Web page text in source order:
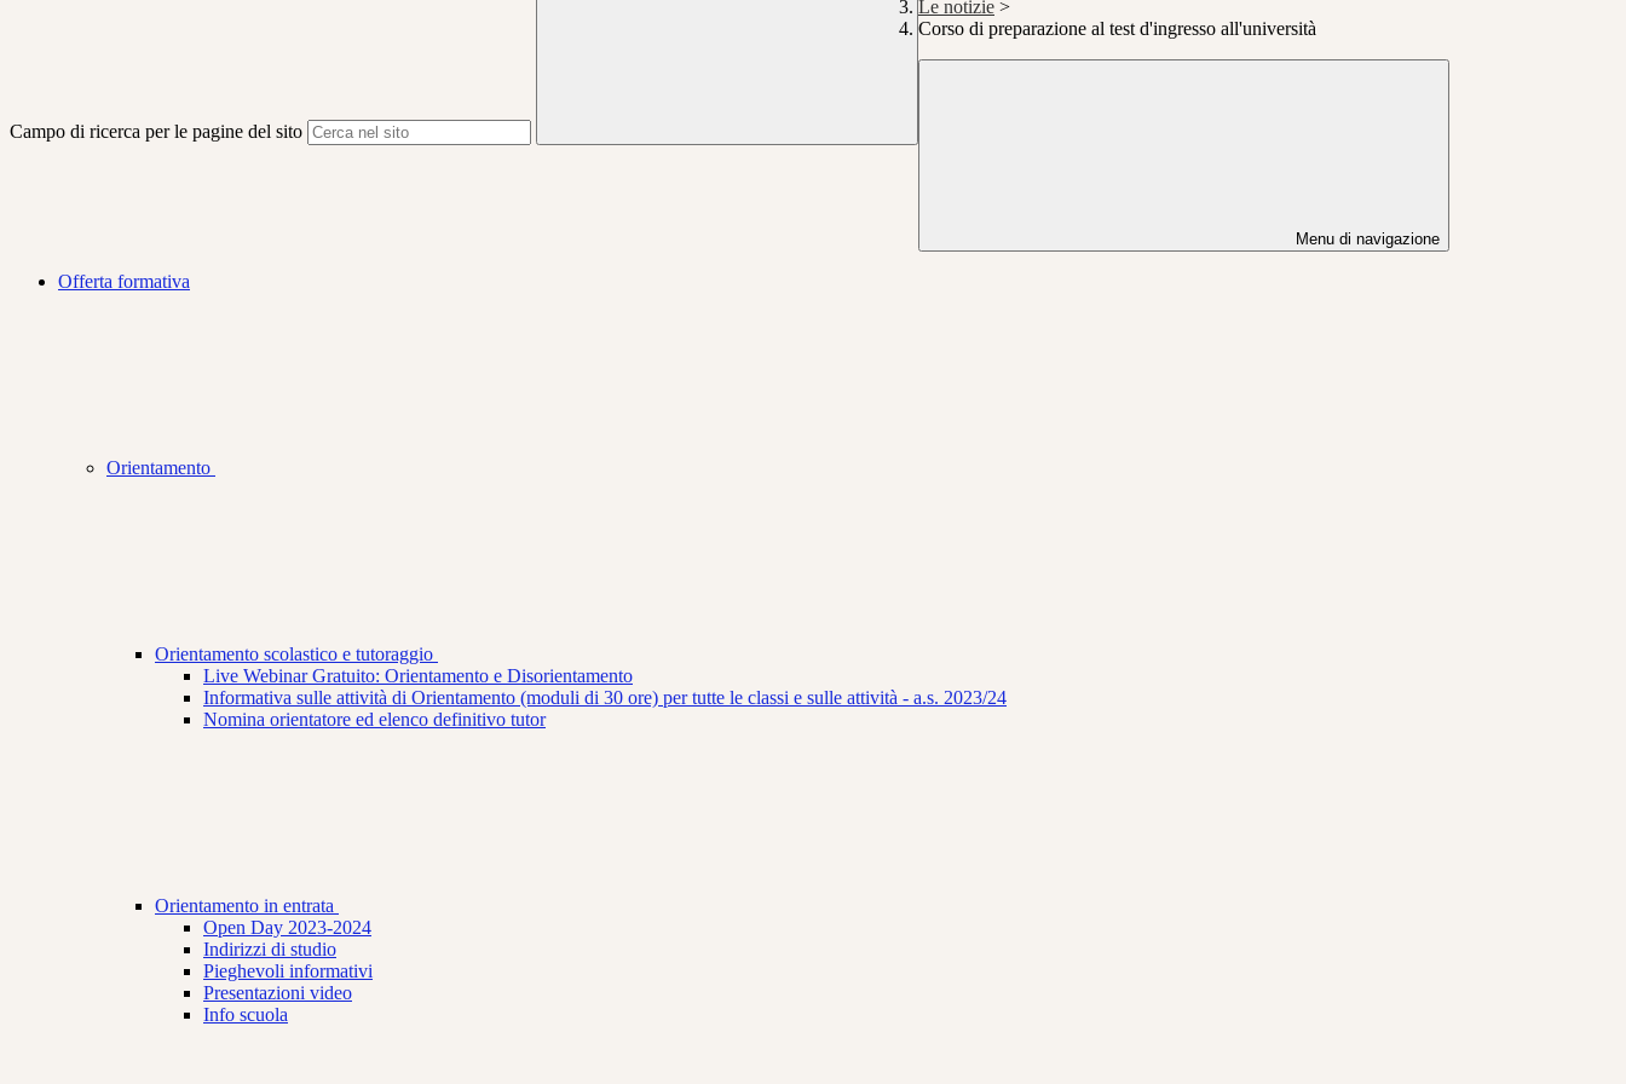
Campo di ricerca per le pagine del sito
Le notizie >
Corso di preparazione al test d'ingresso all'università
Menu di navigazione
Offerta formativa
Orientamento
Orientamento scolastico e tutoraggio
Live Webinar Gratuito: Orientamento e Disorientamento
Informativa sulle attività di Orientamento (moduli di 30 ore) per tutte le classi e sulle attività - a.s. 2023/24
Nomina orientatore ed elenco definitivo tutor
Orientamento in entrata
Open Day 2023-2024
Indirizzi di studio
Pieghevoli informativi
Presentazioni video
Info scuola